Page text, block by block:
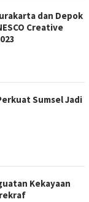
dan Depok
Creative
Sumsel Jadi
Kekayaan